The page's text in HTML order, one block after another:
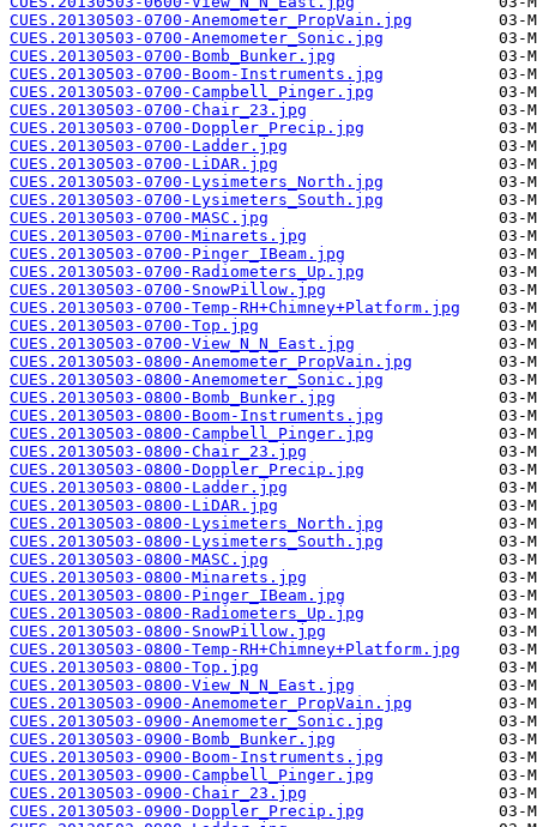
CUES.20130503-0700-Anemometer_PropVain.jpg
CUES.20130503-0700-Anemometer_Sonic.jpg
CUES.20130503-0700-Bomb_Bunker.jpg
CUES.20130503-0700-Boom-Instruments.jpg
CUES.20130503-0700-Campbell_Pinger.jpg
CUES.20130503-0700-Chair_23.jpg
CUES.20130503-0700-Doppler_Precip.jpg
CUES.20130503-0700-Ladder.jpg
CUES.20130503-0700-LiDAR.jpg
CUES.20130503-0700-Lysimeters_North.jpg
CUES.20130503-0700-Lysimeters_South.jpg
CUES.20130503-0700-MASC.jpg
CUES.20130503-0700-Minarets.jpg
CUES.20130503-0700-Pinger_IBeam.jpg
CUES.20130503-0700-Radiometers_Up.jpg
CUES.20130503-0700-SnowPillow.jpg
CUES.20130503-0700-Temp-RH+Chimney+Platform.jpg
CUES.20130503-0700-Top.jpg
CUES.20130503-0700-View_N_N_East.jpg
CUES.20130503-0800-Anemometer_PropVain.jpg
CUES.20130503-0800-Anemometer_Sonic.jpg
CUES.20130503-0800-Bomb_Bunker.jpg
CUES.20130503-0800-Boom-Instruments.jpg
CUES.20130503-0800-Campbell_Pinger.jpg
CUES.20130503-0800-Chair_23.jpg
CUES.20130503-0800-Doppler_Precip.jpg
CUES.20130503-0800-Ladder.jpg
CUES.20130503-0800-LiDAR.jpg
CUES.20130503-0800-Lysimeters_North.jpg
CUES.20130503-0800-Lysimeters_South.jpg
CUES.20130503-0800-MASC.jpg
CUES.20130503-0800-Minarets.jpg
CUES.20130503-0800-Pinger_IBeam.jpg
CUES.20130503-0800-Radiometers_Up.jpg
CUES.20130503-0800-SnowPillow.jpg
CUES.20130503-0800-Temp-RH+Chimney+Platform.jpg
CUES.20130503-0800-Top.jpg
CUES.20130503-0800-View_N_N_East.jpg
CUES.20130503-0900-Anemometer_PropVain.jpg
CUES.20130503-0900-Anemometer_Sonic.jpg
CUES.20130503-0900-Bomb_Bunker.jpg
CUES.20130503-0900-Boom-Instruments.jpg
CUES.20130503-0900-Campbell_Pinger.jpg
CUES.20130503-0900-Chair_23.jpg
CUES.20130503-0900-Doppler_Precip.jpg